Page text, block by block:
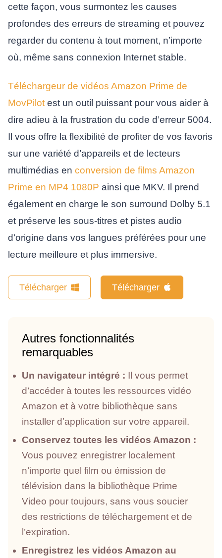
cette façon, vous surmontez les causes
profondes des erreurs de streaming et pouvez
regarder du contenu à tout moment, n’importe
où, même sans connexion Internet stable.
Téléchargeur de vidéos Amazon Prime de
MovPilotest un outil puissant pour vous aider à
dire adieu à la frustration du code d’erreur 5004.
Il vous offre la flexibilité de profiter de vos favoris
sur une variété d’appareils et de lecteurs
multimédias en conversion de films Amazon
Prime en MP4 1080P ainsi que MKV. Il prend
également en charge le son surround Dolby 5.1
et préserve les sous-titres et pistes audio
d’origine dans vos langues préférées pour une
lecture meilleure et plus immersive.
Télécharger Télécharger
Autres fonctionnalités
remarquables
Un navigateur intégré : Il vous permet
d’accéder à toutes les ressources vidéo
Amazon et à votre bibliothèque sans
installer d’application sur votre appareil.
Conservez toutes les vidéos Amazon :
Vous pouvez enregistrer localement
n’importe quel film ou émission de
télévision dans la bibliothèque Prime
Video pour toujours, sans vous soucier
des restrictions de téléchargement et de
l’expiration.
Enregistrez les vidéos Amazon au